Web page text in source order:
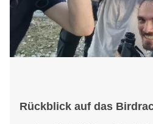
Rückblick auf das